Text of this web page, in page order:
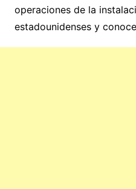
operaciones de la
estadounidenses y